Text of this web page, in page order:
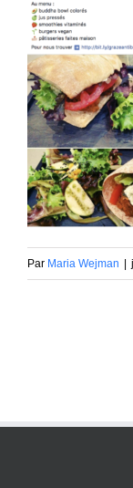
Par Maria Wejman